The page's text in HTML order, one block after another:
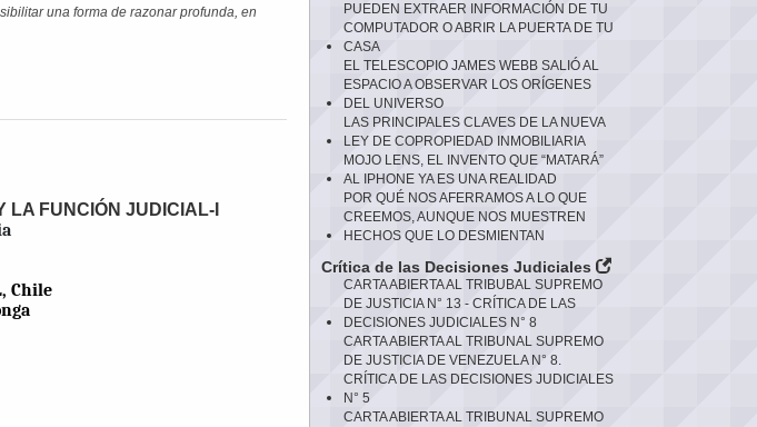
una forma de razonar profunda, en
LA FUNCIÓN JUDICIAL-I
Chile
PUEDEN EXTRAER INFORMACIÓN DE TU
COMPUTADOR O ABRIR LA PUERTA DE TU
CASA
EL TELESCOPIO JAMES WEBB SALIÓ AL
ESPACIO A OBSERVAR LOS ORÍGENES
DEL UNIVERSO
LAS PRINCIPALES CLAVES DE LA NUEVA
LEY DE COPROPIEDAD INMOBILIARIA
MOJO LENS, EL INVENTO QUE “MATARÁ”
AL IPHONE YA ES UNA REALIDAD
POR QUÉ NOS AFERRAMOS A LO QUE
CREEMOS, AUNQUE NOS MUESTREN
HECHOS QUE LO DESMIENTAN
Crítica de las Decisiones Judiciales
CARTA ABIERTA AL TRIBUBAL SUPREMO
DE JUSTICIA N° 13 - CRÍTICA DE LAS
DECISIONES JUDICIALES N° 8
CARTA ABIERTA AL TRIBUNAL SUPREMO
DE JUSTICIA DE VENEZUELA N° 8.
CRÍTICA DE LAS DECISIONES JUDICIALES
N° 5
CARTA ABIERTA AL TRIBUNAL SUPREMO